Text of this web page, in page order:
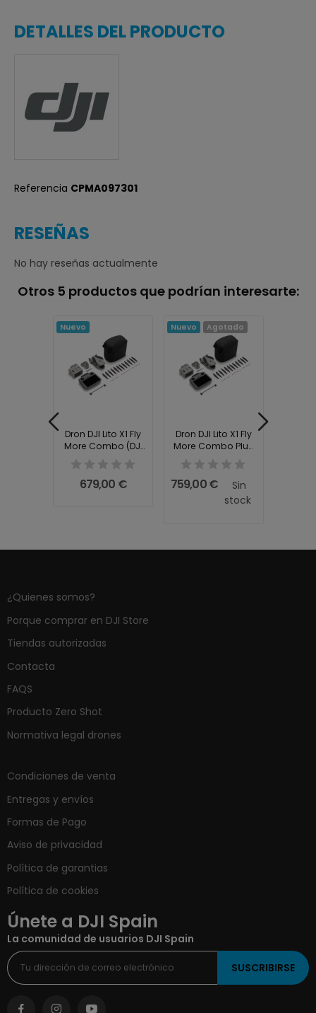
DETALLES DEL PRODUCTO
Referencia CPMA097301
RESEÑAS
No hay reseñas actualmente
Otros 5 productos que podrían interesarte:
Nuevo
Dron DJI Lito X1 Fly
More Combo (DJI
RC 2)
679,00 €
Nuevo Agotado
Dron DJI Lito X1 Fly
More Combo Plus
(DJI RC 2)
759,00 €
Sin
stock
¿Quienes somos?
Porque comprar en DJI Store
Tiendas autorizadas
Contacta
FAQS
Producto Zero Shot
Normativa legal drones
Condiciones de venta
Entregas y envíos
Formas de Pago
Aviso de privacidad
Política de garantias
Política de cookies
Únete a DJI Spain
La comunidad de usuarios DJI Spain
SUSCRIBIRSE